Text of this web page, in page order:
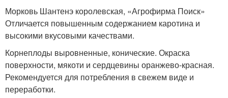
Морковь Шантенэ королевская, «Агрофирма Поиск»
Отличается повышенным содержанием каротина и
высокими вкусовыми качествами.
Корнеплоды выровненные, конические. Окраска
поверхности, мякоти и сердцевины оранжево-красная.
Рекомендуется для потребления в свежем виде и
переработки.